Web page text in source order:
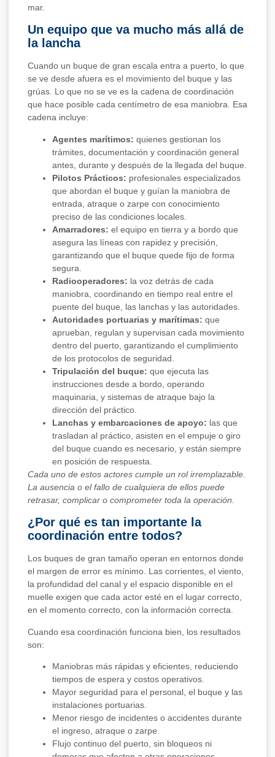
mar.
Un equipo que va mucho más allá de
la lancha
Cuando un buque de gran escala entra a puerto, lo que
se ve desde afuera es el movimiento del buque y las
grúas. Lo que no se ve es la cadena de coordinación
que hace posible cada centímetro de esa maniobra. Esa
cadena incluye:
Agentes marítimos: quienes gestionan los
trámites, documentación y coordinación general
antes, durante y después de la llegada del buque.
Pilotos Prácticos: profesionales especializados
que abordan el buque y guían la maniobra de
entrada, atraque o zarpe con conocimiento
preciso de las condiciones locales.
Amarradores: el equipo en tierra y a bordo que
asegura las líneas con rapidez y precisión,
garantizando que el buque quede fijo de forma
segura.
Radiooperadores: la voz detrás de cada
maniobra, coordinando en tiempo real entre el
puente del buque, las lanchas y las autoridades.
Autoridades portuarias y marítimas: que
aprueban, regulan y supervisan cada movimiento
dentro del puerto, garantizando el cumplimiento
de los protocolos de seguridad.
Tripulación del buque: que ejecuta las
instrucciones desde a bordo, operando
maquinaria, y sistemas de atraque bajo la
dirección del práctico.
Lanchas y embarcaciones de apoyo: las que
trasladan al práctico, asisten en el empuje o giro
del buque cuando es necesario, y están siempre
en posición de respuesta.
Cada uno de estos actores cumple un rol irremplazable.
La ausencia o el fallo de cualquiera de ellos puede
retrasar, complicar o comprometer toda la operación.
¿Por qué es tan importante la
coordinación entre todos?
Los buques de gran tamaño operan en entornos donde
el margen de error es mínimo. Las corrientes, el viento,
la profundidad del canal y el espacio disponible en el
muelle exigen que cada actor esté en el lugar correcto,
en el momento correcto, con la información correcta.
Cuando esa coordinación funciona bien, los resultados
son:
Maniobras más rápidas y eficientes, reduciendo
tiempos de espera y costos operativos.
Mayor seguridad para el personal, el buque y las
instalaciones portuarias.
Menor riesgo de incidentes o accidentes durante
el ingreso, atraque o zarpe.
Flujo continuo del puerto, sin bloqueos ni